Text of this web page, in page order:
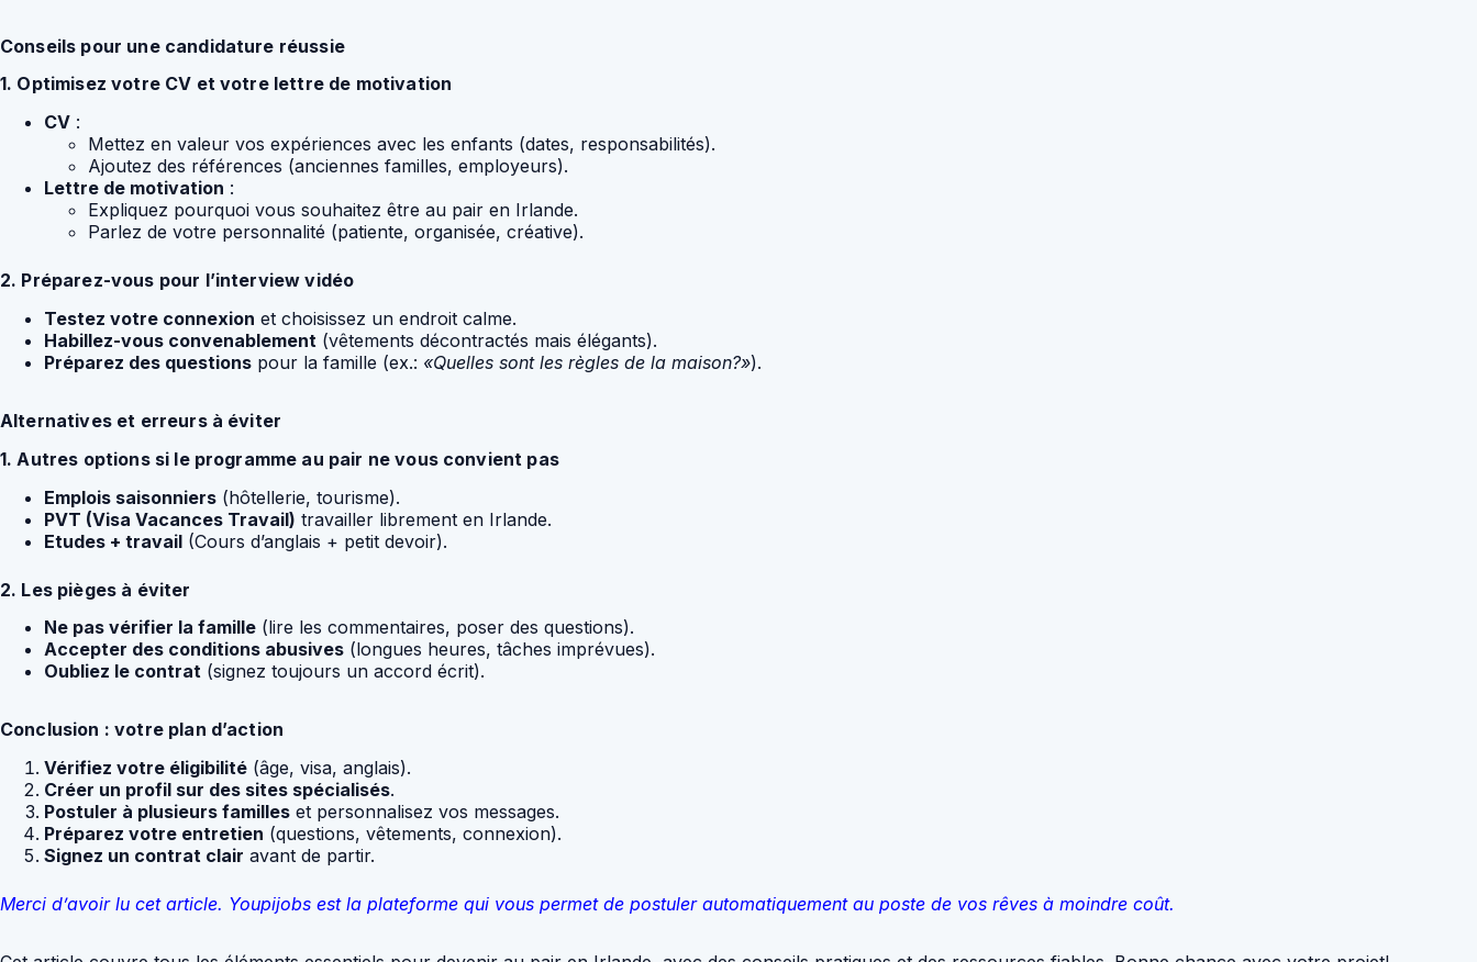
Conseils pour une candidature réussie
1. Optimisez votre CV et votre lettre de motivation
CV :
Mettez en valeur vos expériences avec les enfants (dates, responsabilités).
Ajoutez des références (anciennes familles, employeurs).
Lettre de motivation :
Expliquez pourquoi vous souhaitez être au pair en Irlande.
Parlez de votre personnalité (patiente, organisée, créative).
2. Préparez-vous pour l’interview vidéo
Testez votre connexion et choisissez un endroit calme.
Habillez-vous convenablement (vêtements décontractés mais élégants).
Préparez des questions pour la famille (ex.: «Quelles sont les règles de la maison?»).
Alternatives et erreurs à éviter
1. Autres options si le programme au pair ne vous convient pas
Emplois saisonniers (hôtellerie, tourisme).
PVT (Visa Vacances Travail) travailler librement en Irlande.
Etudes + travail (Cours d’anglais + petit devoir).
2. Les pièges à éviter
Ne pas vérifier la famille (lire les commentaires, poser des questions).
Accepter des conditions abusives (longues heures, tâches imprévues).
Oubliez le contrat (signez toujours un accord écrit).
Conclusion : votre plan d’action
Vérifiez votre éligibilité (âge, visa, anglais).
Créer un profil sur des sites spécialisés.
Postuler à plusieurs familles et personnalisez vos messages.
Préparez votre entretien (questions, vêtements, connexion).
Signez un contrat clair avant de partir.
Merci d’avoir lu cet article. Youpijobs est la plateforme qui vous permet de postuler automatiquement au poste de vos rêves à moindre coût.